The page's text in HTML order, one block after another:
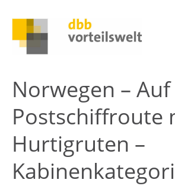
Norwegen –
Postschiffroute
Hurtigruten –